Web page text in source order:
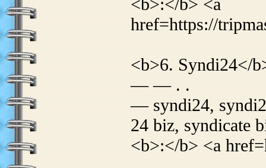
href=https://
<b>6. Syndi24</
— — . .
— syndi24,
24 biz, syndicate
<b>:</b> <a